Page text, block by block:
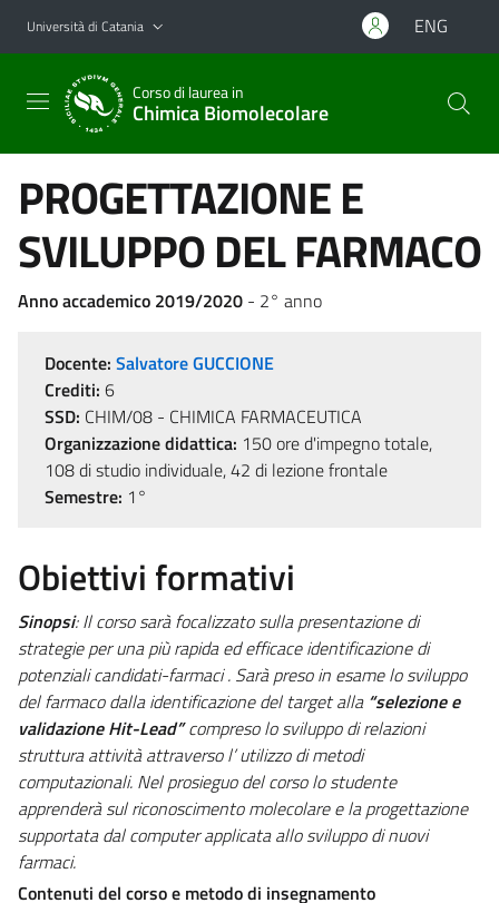
Vai al contenuto principale
Vai al menu di navigazione
Università di Catania ENG
Corso di laurea in
Chimica Biomolecolare
PROGETTAZIONE E
SVILUPPO DEL FARMACO
Anno accademico 2019/2020 - 2° anno
Docente: Salvatore GUCCIONE
Crediti: 6
SSD: CHIM/08 - CHIMICA FARMACEUTICA
Organizzazione didattica: 150 ore d'impegno totale,
108 di studio individuale, 42 di lezione frontale
Semestre: 1°
Obiettivi formativi
Sinopsi: Il corso sarà focalizzato sulla presentazione di
strategie per una più rapida ed efficace identificazione di
potenziali candidati-farmaci . Sarà preso in esame lo sviluppo
del farmaco dalla identificazione del target alla “selezione e
validazione Hit-Lead”compreso lo sviluppo di relazioni
struttura attività attraverso l’ utilizzo di metodi
computazionali. Nel prosieguo del corso lo studente
apprenderà sul riconoscimento molecolare e la progettazione
supportata dal computer applicata allo sviluppo di nuovi
farmaci.
Contenuti del corso e metodo di insegnamento